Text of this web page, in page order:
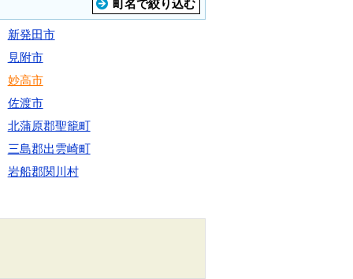
町名で絞り込む
新発田市
見附市
妙高市
佐渡市
北蒲原郡聖籠町
三島郡出雲崎町
岩船郡関川村